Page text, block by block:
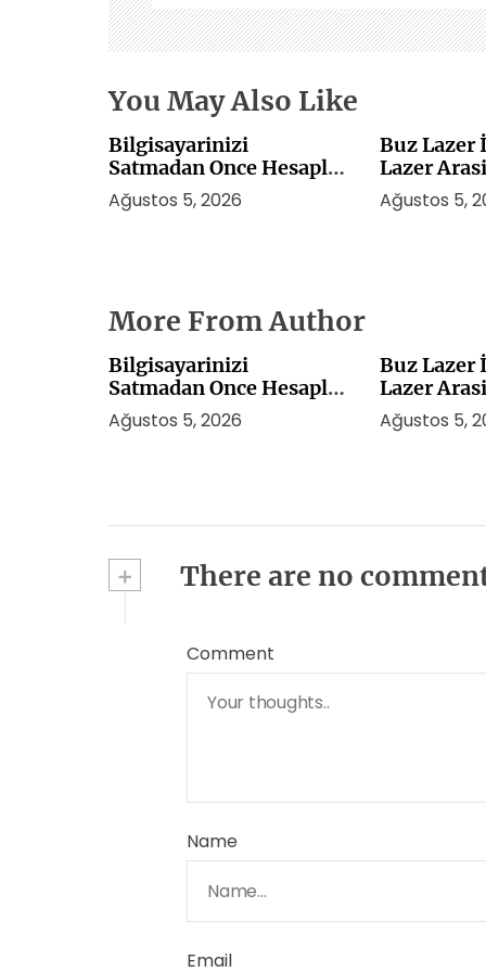
s
i
You May Also Like
Bilgisayarinizi
Satmadan Once Hesaplar
Nasil Kaldirilir
Ağustos 5, 2026
Buz Lazer
Lazer
Ağustos 5,
More From Author
Bilgisayarinizi
Satmadan Once Hesaplar
Nasil Kaldirilir
Ağustos 5, 2026
Buz Lazer
Lazer
Ağustos 5,
+ There are no
Comment
Name
Email